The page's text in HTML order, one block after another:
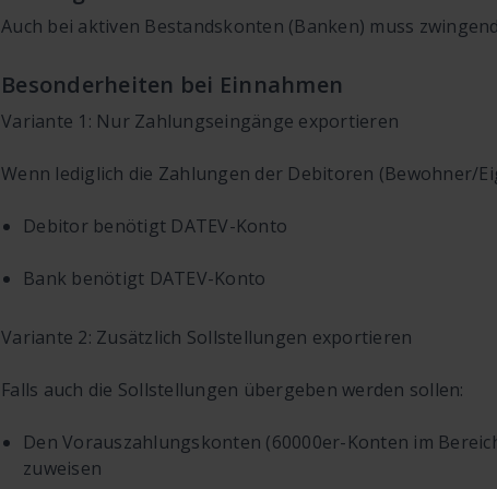
Auch bei aktiven Bestandskonten (Banken) muss
Besonderheiten bei Einnahmen
Variante 1: Nur Zahlungseingänge exportieren
Wenn lediglich die Zahlungen der Debitoren (Bewohner/
Debitor benötigt DATEV-Konto
Bank benötigt DATEV-Konto
Variante 2: Zusätzlich Sollstellungen exportieren
Falls auch die Sollstellungen übergeben werden sollen:
Den Vorauszahlungskonten (60000er-Konten im
zuweisen